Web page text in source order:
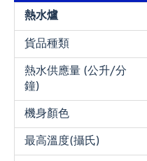
熱水爐
貨品種類
熱水供應量 (公升/分
鐘)
機身顏色
最高溫度(攝氏)